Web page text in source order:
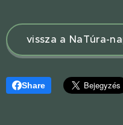
vissza a NaTúra-
Share